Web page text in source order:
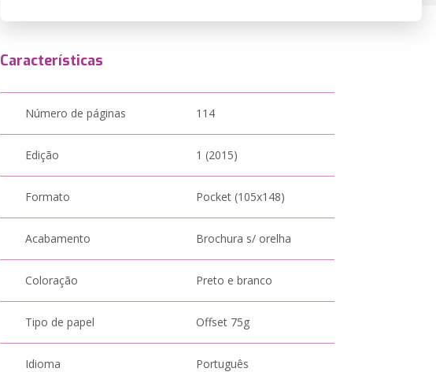
Características
Número de páginas 114
Edição 1 (2015)
Formato Pocket (105x148)
Acabamento Brochura s/ orelha
Coloração Preto e branco
Tipo de papel Offset 75g
Idioma Português